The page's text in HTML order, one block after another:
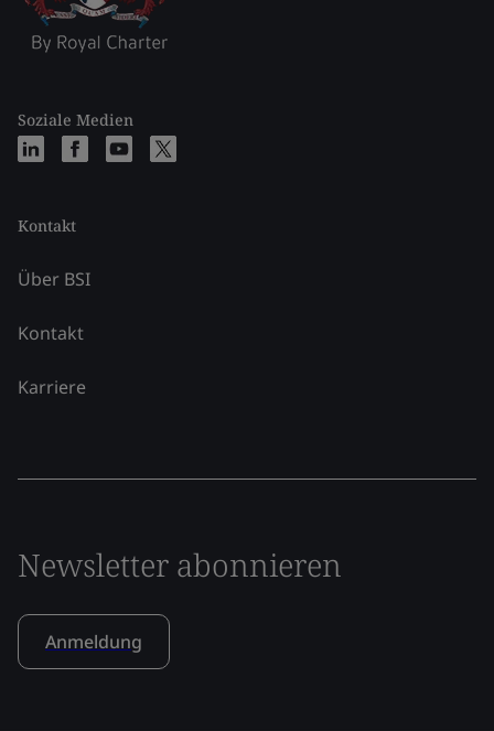
Soziale Medien
Kontakt
Über BSI
Kontakt
Karriere
Newsletter abonnieren
Anmeldung